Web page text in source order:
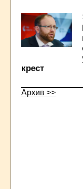
крест
Архив >>